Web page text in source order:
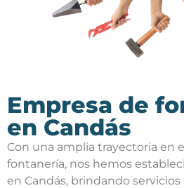
Empresa de
en Candás
Con una amplia trayectoria en
fontanería, nos hemos
en Candás, brindando